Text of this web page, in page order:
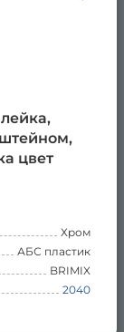
цвет
Хром
АБС пластик
BRIMIX
2040